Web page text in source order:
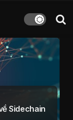
Sidechain